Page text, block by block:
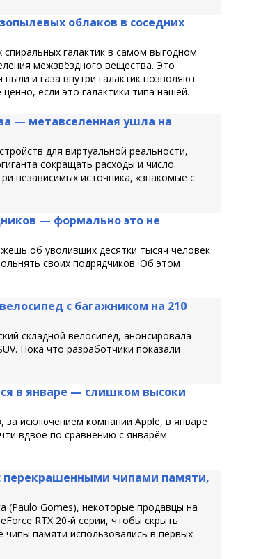
облаков в соседних
галактик в самом выгодном
межзвёздного вещества. Это
и газа внутри галактик позволяют
если это галактики типа нашей.
— метавселенная ушла на
для виртуальной реальности,
сокращать расходы и число
независимых источника, «знакомые с
— формально это не
об уволивших десятки тысяч человек
своих подрядчиков. Об этом
с багажником на 210
складной велосипед, анонсировала
Пока что разработчики показали
в январе — слишком высоки
исключением компании Apple, в январе
вдвое по сравнению с январём
перекрашенными чипами памяти,
(Paulo Gomes), некоторые продавцы на
RTX 20-й серии, чтобы скрыть
памяти использовались в первых